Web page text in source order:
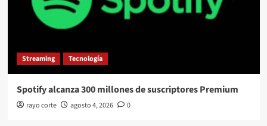
Streaming Tecnología
Spotify alcanza 300 millones de suscriptores Premium
rayo corte agosto 4, 2026 0